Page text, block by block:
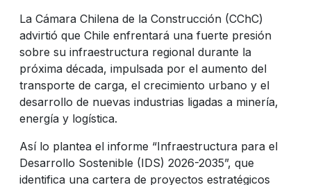
La Cámara Chilena de la Construcción (CChC)
advirtió que Chile enfrentará una fuerte presión
sobre su infraestructura regional durante la
próxima década, impulsada por el aumento del
transporte de carga, el crecimiento urbano y el
desarrollo de nuevas industrias ligadas a minería,
energía y logística.
Así lo plantea el informe “Infraestructura para el
Desarrollo Sostenible (IDS) 2026-2035”, que
identifica una cartera de proyectos estratégicos